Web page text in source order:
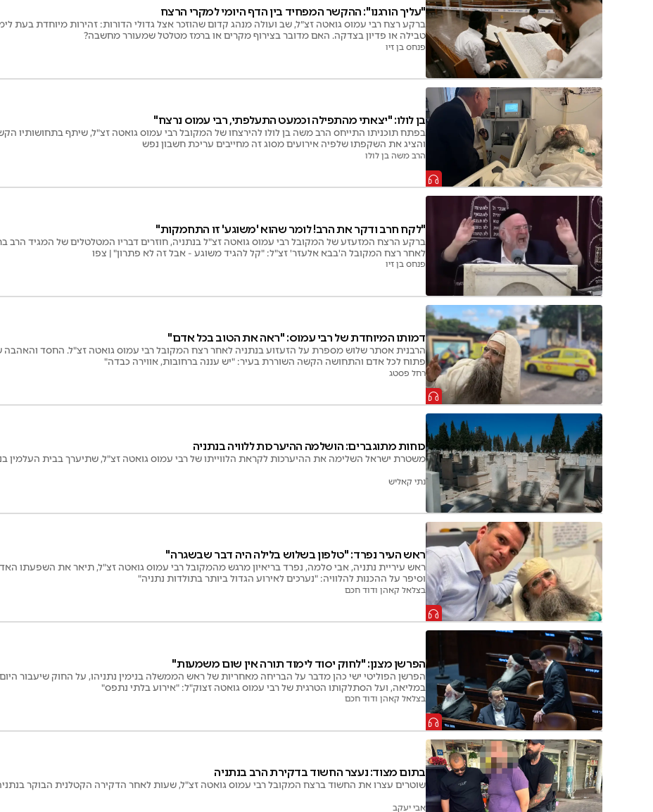
"עליך הורגנו": ההקשר המפחיד בין הדף היומי למקרי הרצח
ברקע רצח רבי עמוס גואטה זצ״ל, שב ועולה מנהג קדום שהוזכר אצל גדולי הדורות: זהירות מיוחדת בעת
טבילה או פדיון בצדקה. האם מדובר בצירוף מקרים או ברמז מטלטל שמעורר מחשבה?
פנחס בן זיו
בן לולו: "יצאתי מהתפילה וכמעט התעלפתי, רבי עמוס נרצח"
בפתח תוכניתו התייחס הרב משה בן לולו להירצחו של המקובל רבי עמוס גואטה זצ"ל, שיתף בתחושותיו
והציג את השקפתו שלפיה אירועים מסוג זה מחייבים עריכת חשבון נפש
הרב משה בן לולו
"לקח חרב ודקר את הרב! לומר שהוא 'משוגע' זו התחמקות"
לאחר רצח המקובל ה'בבא אלעזר' זצ"ל: "קל להגיד משוגע - אבל זה לא פתרון" | צפו
פנחס בן זיו
דמותו המיוחדת של רבי עמוס: "ראה את הטוב בכל אדם"
הרבנית אסתר שלוש מספרת על הזעזוע בנתניה לאחר רצח המקובל רבי עמוס גואטה זצ"ל. החסד והאהבה
פתוח לכל אדם והתחושה הקשה השוררת בעיר: "יש עננה ברחובות, אווירה כבדה"
רחל פסטג
כוחות מתוגברים: הושלמה ההיערכות ללוויה בנתניה
משטרת ישראל השלימה את ההיערכות לקראת הלווייתו של רבי עמוס גואטה זצ"ל, שתיערך בבית העלמין
נתי קאליש
ראש העיר נפרד: "טלפון בשלוש בלילה היה דבר שבשגרה"
ראש עיריית נתניה, אבי סלמה, נפרד בריאיון מרגש מהמקובל רבי עמוס גואטה זצ"ל, תיאר את השפעתו
וסיפר על ההכנות להלוויה: "נערכים לאירוע הגדול ביותר בתולדות נתניה"
בצלאל קאהן ודוד חכם
הפרשן מצנן: "לחוק יסוד לימוד תורה אין שום משמעות"
הפרשן הפוליטי ישי כהן מדבר על הבריחה מאחריות של ראש הממשלה בנימין נתניהו, על החוק שיעבור
במליאה, ועל הסתלקותו הטרגית של רבי עמוס גואטה זצוק"ל: "אירוע בלתי נתפס"
בצלאל קאהן ודוד חכם
בתום מצוד: נעצר החשוד בדקירת הרב בנתניה
שוטרים עצרו את החשוד ברצח המקובל רבי עמוס גואטה זצ"ל, שעות לאחר הדקירה הקטלנית הבוקר
אבי יעקב